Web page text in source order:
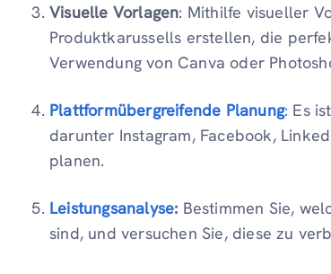
Visuelle Vorlagen: Mithilfe visueller
Produktkarussells erstellen, die
Verwendung von Canva oder
Plattformübergreifende Planung: Es
darunter Instagram, Facebook,
planen.
Leistungsanalyse: Bestimmen Sie,
sind, und versuchen Sie, diese zu